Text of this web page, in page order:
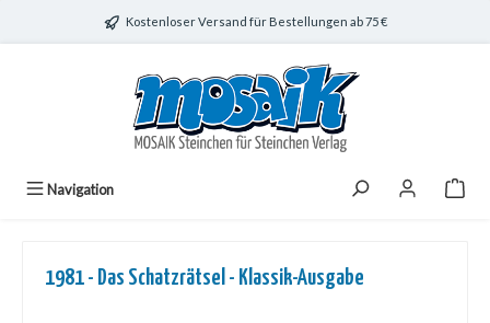
Zum Hauptinhalt springenKostenloser Versand für Bestellungen ab 75 €
Navigation
1981 - Das Schatzrätsel - Klassik-Ausgabe